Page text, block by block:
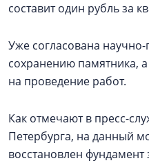
составит один рубль за
Уже согласована
сохранению памятника,
на проведение работ.
Как отмечают в пресс-
Петербурга, на данный
восстановлен